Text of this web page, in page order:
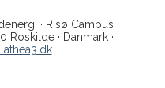
· Risø Campus ·
Roskilde · Danmark ·